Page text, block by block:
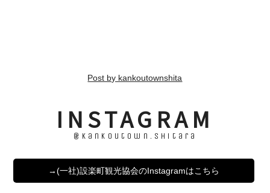
Post by kankoutownshita
INSTAGRAM
@kankoutown.shitara
→(一社)設楽町観光協会のInstagramはこちら